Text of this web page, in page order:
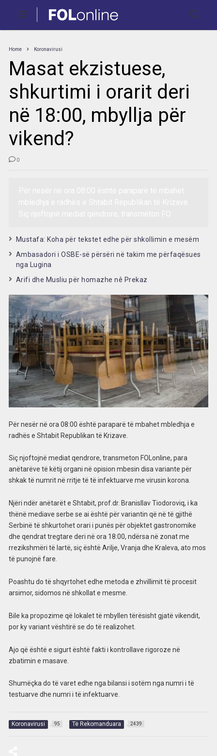
Home Koronavirusi
Masat ekzistuese,
shkurtimi i orarit deri
në 18:00, mbyllja për
vikend?
0
Mustafa: Koha për tekstet edhe për shkollimin e mesëm
Ambasadori i OSBE-së përsëri në takim me përfaqësues
nga Lugina
Arifi dhe Musliu për homazhe nê Prekaz
Për nesër në ora 08:00 është paraparë të mbahet mbledhja e
radhës e Shtabit Republikan të Krizave.
Siç njoftojnë mediat qendrore, transmeton FOLonline, para
anëtarëve të këtij organi në opision mbesin disa variante për
shkak të numrit në rritje të të infektuarve me virusin korona.
Njëri ndër anëtarët e Shtabit, prof.dr. Branisllav Tiodoroviq, i ka
thënë mediave serbe se ai është për variantin që në të gjithë
Serbinë të shkurtohet orari i punës për objektet gastronomike
dhe qendrat tregtare deri në ora 18:00, ndërsa në zonat me
rrezikshmëri të lartë, siç është Arilje, Vranja dhe Kraleva, ato mos
të punojnë fare.
Poashtu do të shqyrtohet edhe metoda e zhvillimit të procesit
arsimor, sidomos në shkollat e mesme.
Bile ka propozime që lokalet të mbyllen tërësisht gjatë vikendit,
por ky variant vështirë se do të realizohet.
Ajo që është e sigurt është fakti i kontrollave rigoroze në
zbatimin e masave.
Shumëçka do të varet edhe nga bilansi i sotëm nga numri i të
testuarve dhe numri i të infektuarve.
Koronavirusi 95 Të Rekomanduara 2439